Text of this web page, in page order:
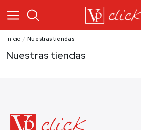
Inicio Nuestras tiendas
Nuestras tiendas